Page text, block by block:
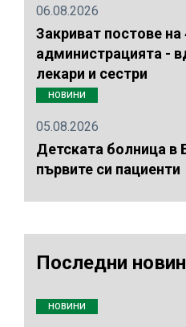
06.08.2026
Закриват постове на
администрацията -
лекари и сестри
НОВИНИ
05.08.2026
Детската болница в
първите си пациенти
Последни
НОВИНИ